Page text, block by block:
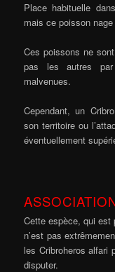
Place habituelle
mais ce poisson
Ces poissons ne
pas les autres par
malvenues.
Cependant, un
son territoire ou
éventuellement
Cette espèce, qui est
n’est pas
les Cribroheros alfari
disputer.